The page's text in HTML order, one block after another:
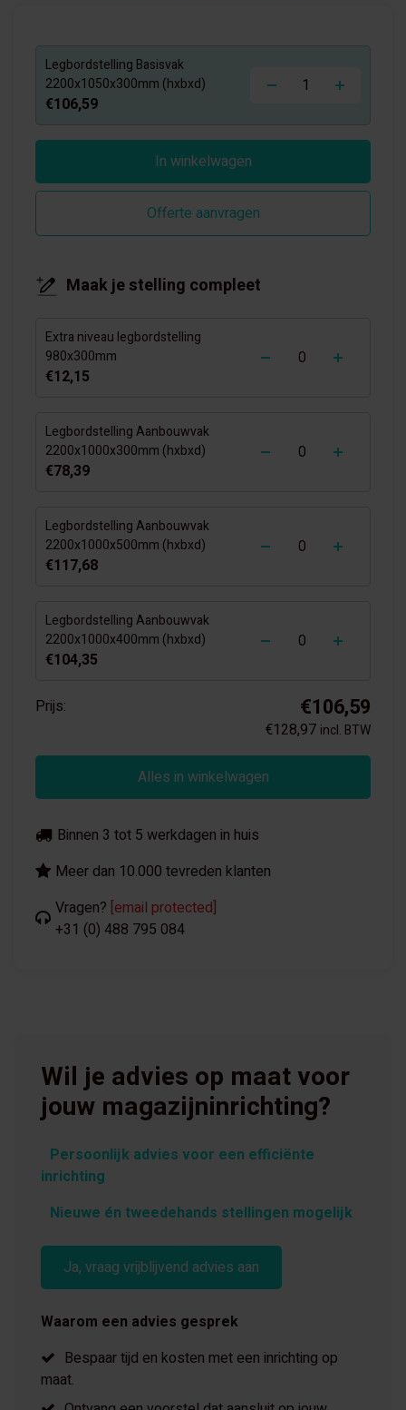
Legbordstelling Basisvak
2200x1050x300mm (hxbxd)
€106,59
-
In winkelwagen
Offerte aanvragen
Maak je stelling compleet
Extra niveau legbordstelling
980x300mm
€12,15
-
Legbordstelling Aanbouwvak
2200x1000x300mm (hxbxd)
€78,39
-
Legbordstelling Aanbouwvak
2200x1000x500mm (hxbxd)
€117,68
-
Legbordstelling Aanbouwvak
2200x1000x400mm (hxbxd)
€104,35
-
Prijs: €106,59
€128,97 incl. BTW
Alles in winkelwagen
Binnen 3 tot 5 werkdagen in huis
Meer dan 10.000 tevreden klanten
Vragen? [email protected]
+31 (0) 488 795 084
Wil je advies op maat voor
jouw magazijninrichting?
Persoonlijk advies voor een efficiënte
inrichting
Nieuwe én tweedehands stellingen mogelijk
Ja, vraag vrijblijvend advies aan
Waarom een advies gesprek
Bespaar tijd en kosten met een inrichting op
maat.